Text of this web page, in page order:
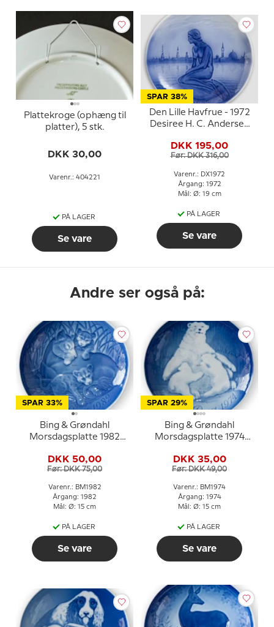
Plattekroge (ophæng til
platter), 5 stk.
DKK 30,00
Varenr.: 404221
PÅ LAGER
Se vare
SPAR 38%
Den Lille Havfrue - 1972
Desiree H. C. Andersen
DKK 195,00
Før: DKK 316,00
Varenr.: DX1972
Årgang: 1972
Mål: Ø: 19 cm
PÅ LAGER
Se vare
Andre ser også på:
SPAR 33%
Bing & Grøndahl
Morsdagsplatte 1982
DKK 50,00
Før: DKK 75,00
Varenr.: BM1982
Årgang: 1982
Mål: Ø: 15 cm
PÅ LAGER
Se vare
SPAR 29%
Bing & Grøndahl
Morsdagsplatte 1974
DKK 35,00
Før: DKK 49,00
Varenr.: BM1974
Årgang: 1974
Mål: Ø: 15 cm
PÅ LAGER
Se vare